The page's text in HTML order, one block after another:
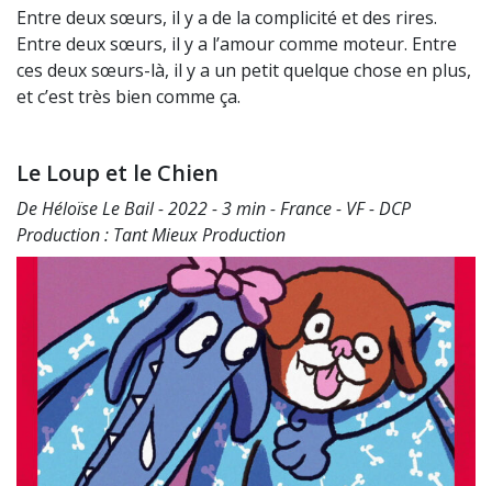
Entre deux sœurs, il y a de la complicité et des rires.
Entre deux sœurs, il y a l’amour comme moteur. Entre
ces deux sœurs-là, il y a un petit quelque chose en plus,
et c’est très bien comme ça.
Le Loup et le Chien
De Héloïse Le Bail - 2022 - 3 min - France - VF - DCP
Production : Tant Mieux Production